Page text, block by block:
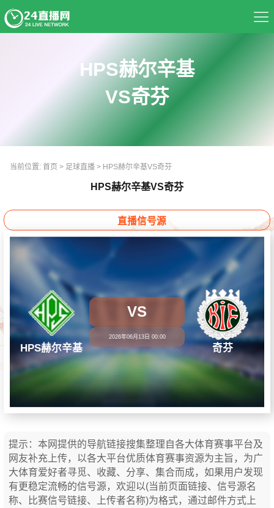
足球直播
资讯
热门球队
推荐录像
精彩视频
HPS赫尔辛基
VS奇芬
当前位置: 首页 > 足球直播> HPS赫尔辛基VS奇芬
HPS赫尔辛基VS奇芬
直播信号源
HPS赫尔辛基
VS
2026年06月13日 00:00
奇芬
提示：本网提供的导航链接搜集整理自各大体育赛事平台及
网友补充上传，以各大平台优质体育赛事资源为主旨，为广
大体育爱好者寻觅、收藏、分享、集合而成，如果用户发现
有更稳定流畅的信号源，欢迎以(当前页面链接、信号源名
称、比赛信号链接、上传者名称)为格式，通过邮件方式上